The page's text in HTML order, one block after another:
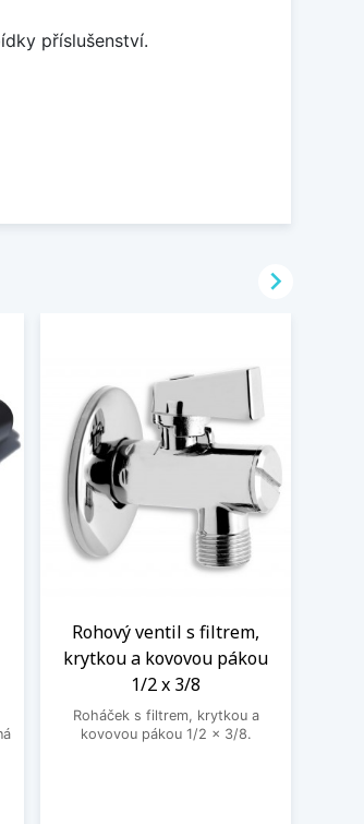
příslušenství.
Rohový ventil s filtrem,
krytkou a kovovou pákou
1/2 x 3/8
Roháček s filtrem, krytkou a
kovovou pákou 1/2 x 3/8.
